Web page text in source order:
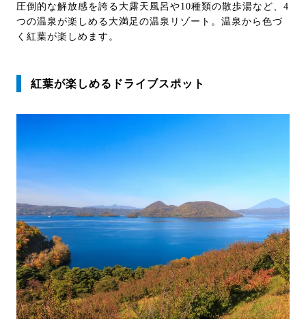
圧倒的な解放感を誇る大露天風呂や10種類の散歩湯など、4
つの温泉が楽しめる大満足の温泉リゾート。温泉から色づ
く紅葉が楽しめます。
紅葉が楽しめるドライブスポット